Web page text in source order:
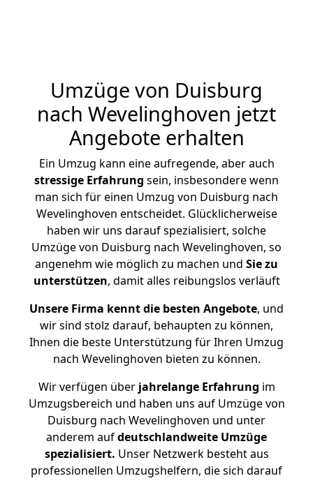
Umzüge von Duisburg
nach Wevelinghoven jetzt
Angebote erhalten
Ein Umzug kann eine aufregende, aber auch
stressige Erfahrung sein, insbesondere wenn
man sich für einen Umzug von Duisburg nach
Wevelinghoven entscheidet. Glücklicherweise
haben wir uns darauf spezialisiert, solche
Umzüge von Duisburg nach Wevelinghoven, so
angenehm wie möglich zu machen und Sie zu
unterstützen, damit alles reibungslos verläuft
Unsere Firma kennt die besten Angebote, und
wir sind stolz darauf, behaupten zu können,
Ihnen die beste Unterstützung für Ihren Umzug
nach Wevelinghoven bieten zu können.
Wir verfügen überjahrelange Erfahrung im
Umzugsbereich und haben uns auf Umzüge von
Duisburg nach Wevelinghoven und unter
anderem aufdeutschlandweite Umzüge
spezialisiert. Unser Netzwerk besteht aus
professionellen Umzugshelfern, die sich darauf